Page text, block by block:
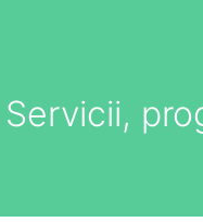
Servicii,